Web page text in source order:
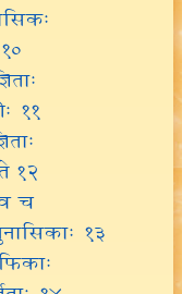
११
१२
च
१३